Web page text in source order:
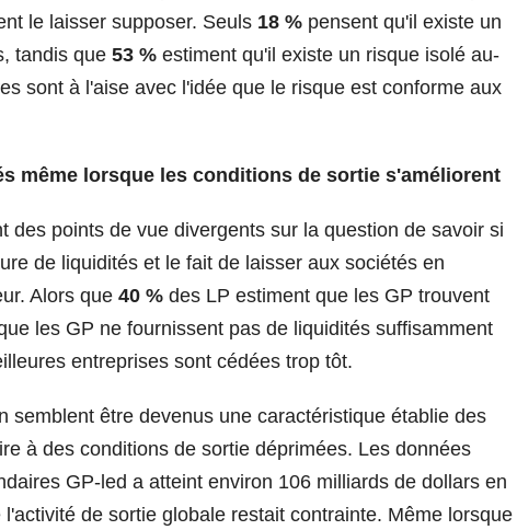
le laisser supposer. Seuls 18 % pensent qu'il existe un
tandis que 53 % estiment qu'il existe un risque isolé au-
sont à l'aise avec l'idée que le risque est conforme aux
même lorsque les conditions de sortie s'améliorent
des points de vue divergents sur la question de savoir si
de liquidités et le fait de laisser aux sociétés en
Alors que 40 % des LP estiment que les GP trouvent
les GP ne fournissent pas de liquidités suffisamment
entreprises sont cédées trop tôt.
semblent être devenus une caractéristique établie des
à des conditions de sortie déprimées. Les données
GP-led a atteint environ 106 milliards de dollars en
de sortie globale restait contrainte. Même lorsque